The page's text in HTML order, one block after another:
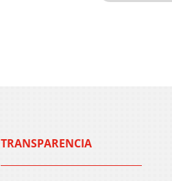
TRANSPARENCIA